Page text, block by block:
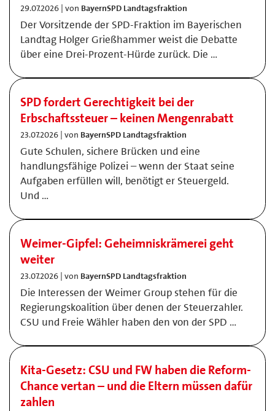
29.07.2026 | von BayernSPD Landtagsfraktion
Der Vorsitzende der SPD-Fraktion im Bayerischen
Landtag Holger Grießhammer weist die Debatte
über eine Drei-Prozent-Hürde zurück. Die …
SPD fordert Gerechtigkeit bei der
Erbschaftssteuer – keinen Mengenrabatt
23.07.2026 | von BayernSPD Landtagsfraktion
Gute Schulen, sichere Brücken und eine
handlungsfähige Polizei – wenn der Staat seine
Aufgaben erfüllen will, benötigt er Steuergeld.
Und …
Weimer-Gipfel: Geheimniskrämerei geht
weiter
23.07.2026 | von BayernSPD Landtagsfraktion
Die Interessen der Weimer Group stehen für die
Regierungskoalition über denen der Steuerzahler.
CSU und Freie Wähler haben den von der SPD …
Kita-Gesetz: CSU und FW haben die Reform-
Chance vertan – und die Eltern müssen dafür
zahlen